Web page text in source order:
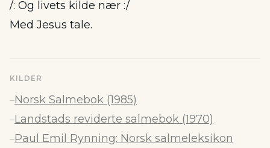
/: Og livets kilde nær :/
Med Jesus tale.
KILDER
–Norsk Salmebok (1985)
–Landstads reviderte salmebok (1970)
–Paul Emil Rynning: Norsk salmeleksikon